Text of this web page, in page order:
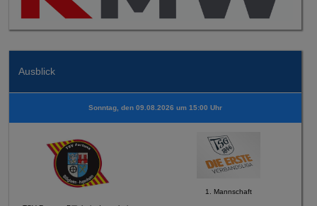
Ausblick
Sonntag, den 09.08.2026 um 15:00 Uhr
1. Mannschaft